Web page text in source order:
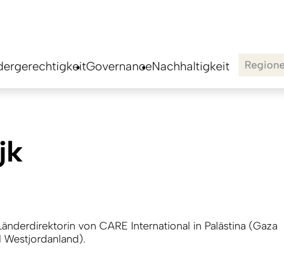
GovernanceNachhaltigkeit
von CARE International in Palästina (Gaza
Westjordanland).